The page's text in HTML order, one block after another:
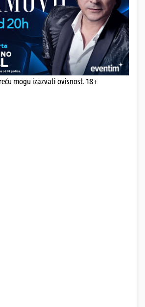
mogu izazvati ovisnost. 18+